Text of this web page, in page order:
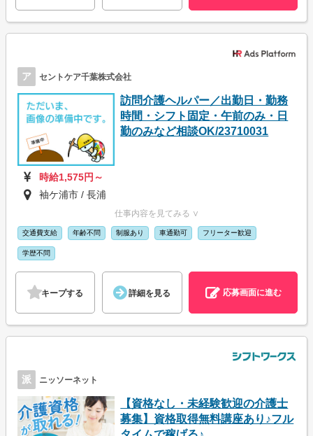
ア セントケア千葉株式会社
訪問介護ヘルパー／出勤日・勤務
時間・シフト固定・午前のみ・日
勤のみなど相談OK/23710031
時給1,575円～
袖ケ浦市 / 長浦
仕事内容を見てみる ∨
交通費支給 年齢不問 制服あり 車通勤可 フリーター歓迎
学歴不問
キープする 詳細を見る 応募画面に進む
派 ニッソーネット
【資格なし・未経験歓迎の介護士
募集】資格取得無料講座あり♪フル